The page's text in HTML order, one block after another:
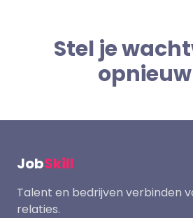
Stel je
JobSkill
Talent en bedrijven verbinden
relaties.